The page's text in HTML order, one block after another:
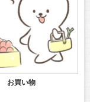
お買い物